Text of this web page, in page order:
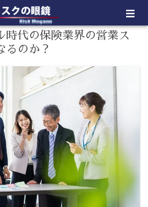
時代の保険業界の営業ス
るのか？